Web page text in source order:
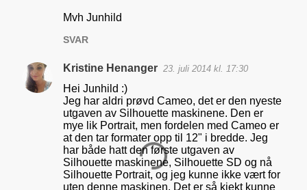
a
Mvh Junhild
SVAR
Kristine Henanger 23. juli 2014 kl. 17:30
Hei Junhild :)
Jeg har aldri prøvd Cameo, det er den nyeste
utgaven av Silhouette maskinene. Den er
mye lik Portrait, men fordelen med Cameo er
at den tar formater opp til 12" i bredde. Jeg
har både hatt den første utgaven av
Silhouette maskinene, Silhouette SD og nå
Silhouette Portrait, og jeg kunne ikke vært for
uten denne maskinen. Det er så kjekt kunne